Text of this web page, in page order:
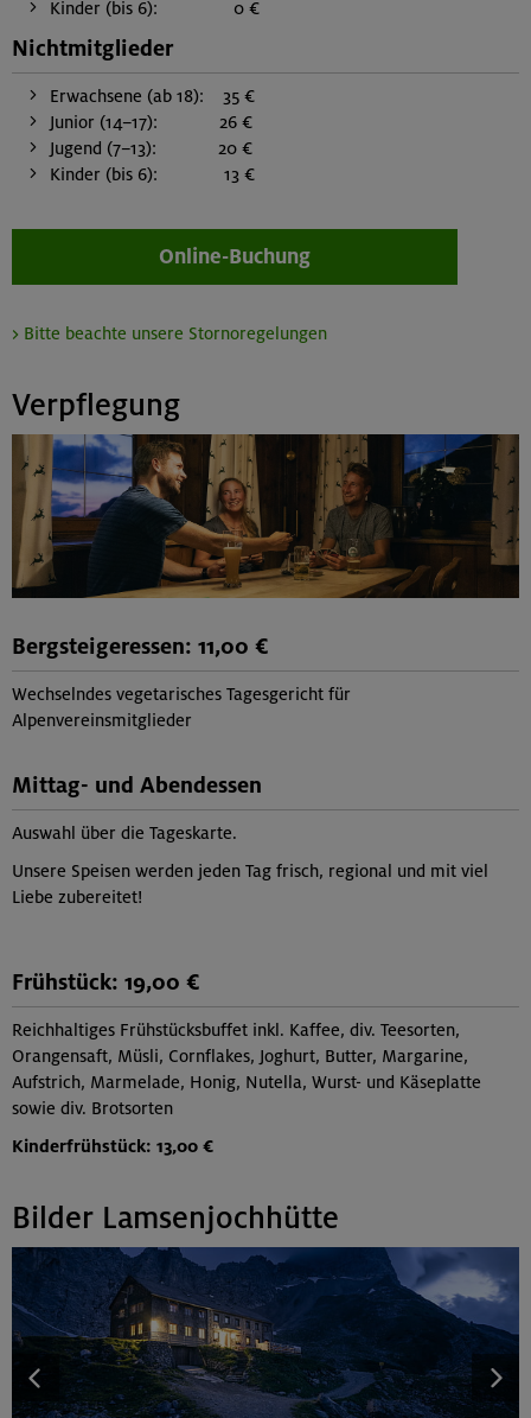
Kinder (bis 6): 0 €
Nichtmitglieder
Erwachsene (ab 18): 35 €
Junior (14–17): 26 €
Jugend (7–13): 20 €
Kinder (bis 6): 13 €
Online-Buchung
> Bitte beachte unsere Stornoregelungen
Verpflegung
Bergsteigeressen: 11,00 €
Wechselndes vegetarisches Tagesgericht für
Alpenvereinsmitglieder
Mittag- und Abendessen
Auswahl über die Tageskarte.
Unsere Speisen werden jeden Tag frisch, regional und mit viel
Liebe zubereitet!
Frühstück: 19,00 €
Reichhaltiges Frühstücksbuffet inkl. Kaffee, div. Teesorten,
Orangensaft, Müsli, Cornflakes, Joghurt, Butter, Margarine,
Aufstrich, Marmelade, Honig, Nutella, Wurst- und Käseplatte
sowie div. Brotsorten
Kinderfrühstück: 13,00 €
Bilder Lamsenjochhütte